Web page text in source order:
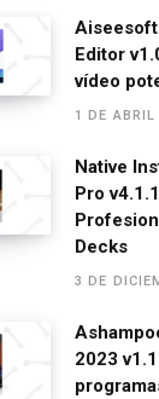
p
Editor
vídeo
1 DE
Native
Pro
Decks
3 DE
2023